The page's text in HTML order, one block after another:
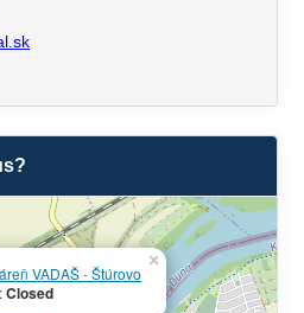
VADAŠ - Štúrovo
Closed
×